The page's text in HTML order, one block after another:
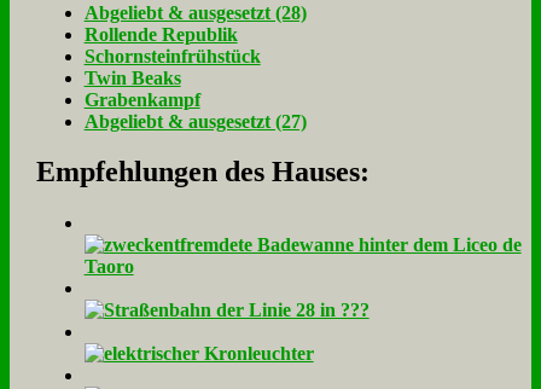
Ab­ge­liebt & aus­ge­setzt (28)
Rol­len­de Re­pu­blik
Schorn­stein­früh­stück
Twin Beaks
Gra­ben­kampf
Ab­ge­liebt & aus­ge­setzt (27)
Empfehlungen des Hauses: